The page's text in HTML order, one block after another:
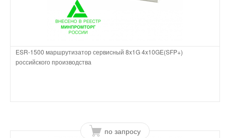
ESR-1500 маршрутизатор сервисный 8x1G 4x10GE(SFP+)
российского производства
по запросу